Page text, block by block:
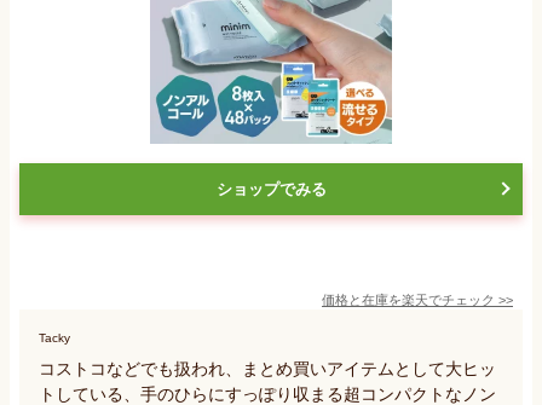
ショップでみる
価格と在庫を楽天でチェック >>
Tacky
コストコなどでも扱われ、まとめ買いアイテムとして大ヒッ
トしている、手のひらにすっぽり収まる超コンパクトなノン